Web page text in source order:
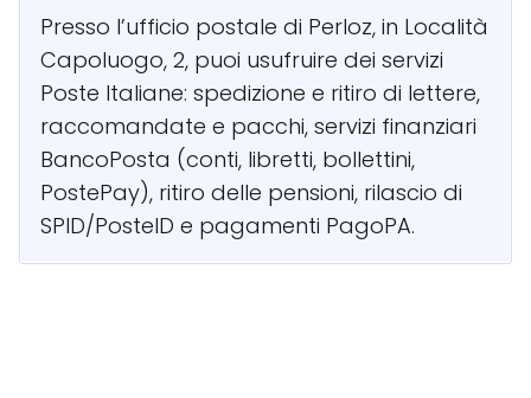
Presso l’ufficio postale di Perloz, in Località
Capoluogo, 2, puoi usufruire dei servizi
Poste Italiane: spedizione e ritiro di lettere,
raccomandate e pacchi, servizi finanziari
BancoPosta (conti, libretti, bollettini,
PostePay), ritiro delle pensioni, rilascio di
SPID/PosteID e pagamenti PagoPA.